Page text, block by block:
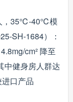
，35℃-40℃模
SH-1684）：
cm² 降至
中健身房人群达
口产品